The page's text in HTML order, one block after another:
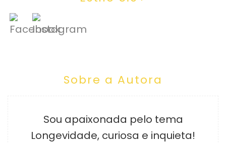
Sobre a Autora
Sou apaixonada pelo tema
Longevidade, curiosa e inquieta!